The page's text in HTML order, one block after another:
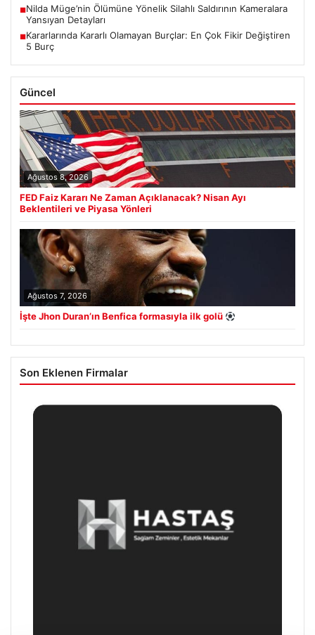
■Nilda Müge’nin Ölümüne Yönelik Silahlı Saldırının Kameralara
Yansıyan Detayları
■Kararlarında Kararlı Olamayan Burçlar: En Çok Fikir Değiştiren
5 Burç
Güncel
Ağustos 8, 2026
FED Faiz Kararı Ne Zaman Açıklanacak? Nisan Ayı
Beklentileri ve Piyasa Yönleri
Ağustos 7, 2026
İşte Jhon Duran’ın Benfica formasıyla ilk golü
Son Eklenen Firmalar